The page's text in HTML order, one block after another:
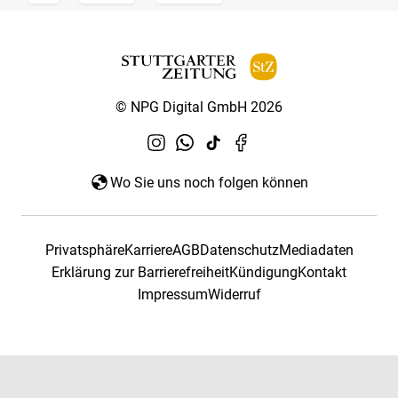
© NPG Digital GmbH 2026
Wo Sie uns noch folgen können
PrivatsphäreKarriereAGBDatenschutzMediadaten
Erklärung zur BarrierefreiheitKündigungKontakt
ImpressumWiderruf